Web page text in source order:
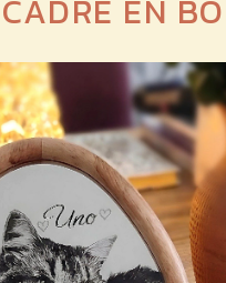
EN